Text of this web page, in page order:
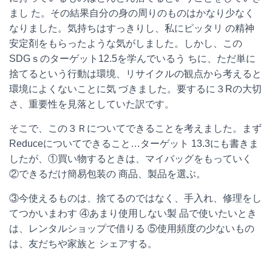
まし た。その結果自分の身の周りのものはかなり少なく
なりました。気持ちはすっきりし、私にピッタリ の精神
安定剤をもらったような気がしました。しかし、この
SDG ｓのターゲット 12.5を学んでいるう ちに、ただ単に
捨てるという行動は環境、リサイクルの観点から考えると
環境によくないことに気 づきました。要するに３ Rの大切
さ、重要性を見落としていた訳です。
そこで、この３Ｒについてできることを考えました。まず
Reduceについてできること … ターゲット 13.3にも書きま
したが、①買い物するときは、マイバッグをもっていく
②できるだけ簡易包装の 商品、製品を選ぶ。
③今使えるものは、捨てるのではなく、手入れ、修理をし
てつかいまわす ④あまり使用しない製 品で使いたいとき
は、レンタルショップで借りる ⑤使用頻度の少ないもの
は、友だちや家族と シェアする。